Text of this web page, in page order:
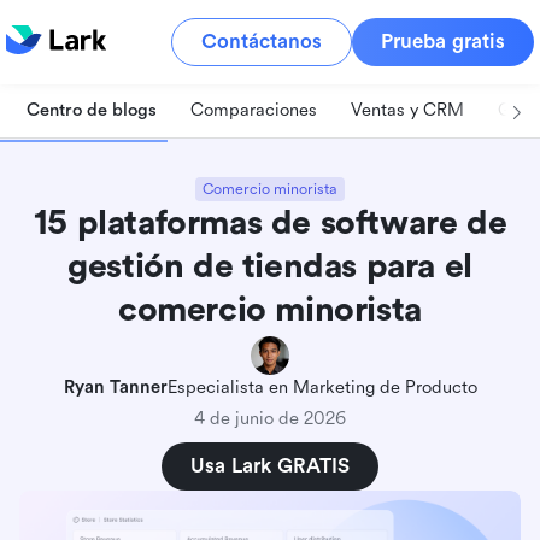
Contáctanos Prueba gratis
Centro de blogs Comparaciones Ventas y CRM
Comercio minorista
15 plataformas de software de
gestión de tiendas para el
comercio minorista
Ryan TannerEspecialista en Marketing de Producto
4 de junio de 2026
Usa Lark GRATIS